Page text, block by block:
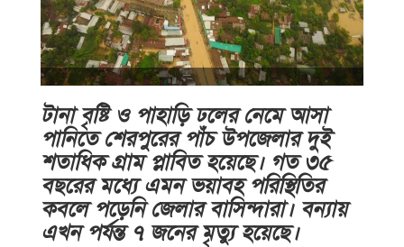
টানা বৃষ্টি ও পাহাড়ি ঢলের নেমে আসা
পানিতে শেরপুরের পাঁচ উপজেলার দুই
শতাধিক গ্রাম প্লাবিত হয়েছে। গত ৩৫
বছরের মধ্যে এমন ভয়াবহ পরিস্থিতির
কবলে পড়েনি জেলার বাসিন্দারা। বন্যায়
এখন পর্যন্ত ৭ জনের মৃত্যু হয়েছে।